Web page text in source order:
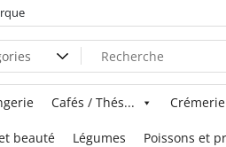
Cafés / Thés... Crémerie
beauté Légumes Poissons et